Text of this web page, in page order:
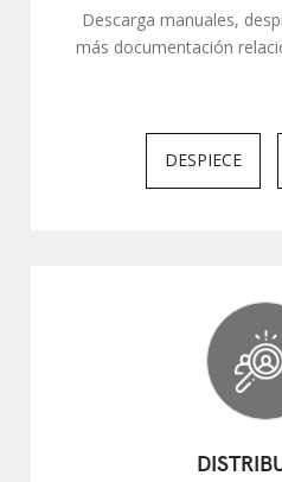
Descarga manuales,
más documentación
DESPIECE